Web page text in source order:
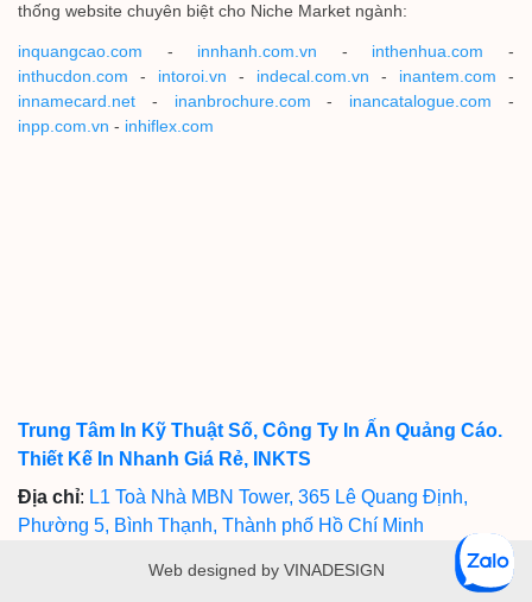
thống website chuyên biệt cho Niche Market ngành:
inquangcao.com - innhanh.com.vn - inthenhua.com -
inthucdon.com - intoroi.vn - indecal.com.vn - inantem.com -
innamecard.net - inanbrochure.com - inancatalogue.com -
inpp.com.vn - inhiflex.com
Trung Tâm In Kỹ Thuật Số, Công Ty In Ấn Quảng Cáo.
Thiết Kế In Nhanh Giá Rẻ, INKTS
Địa chỉ: L1 Toà Nhà MBN Tower, 365 Lê Quang Định,
Phường 5, Bình Thạnh, Thành phố Hồ Chí Minh
Web designed by VINADESIGN